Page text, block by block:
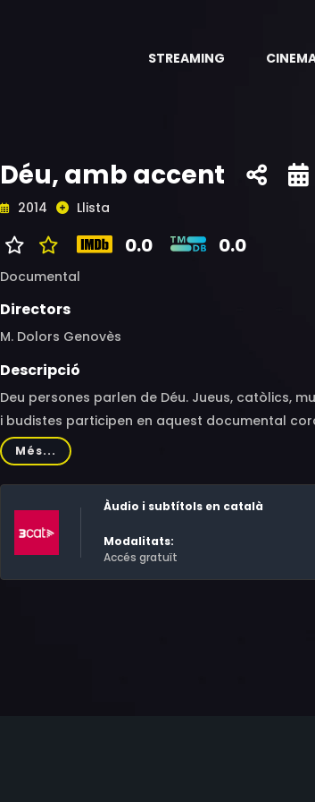
STREAMING
Déu, amb accent
2014 Llista
0.0 0.0
Documental
Directors
M. Dolors Genovès
Descripció
Deu persones parlen de Déu. Jueus, catòlics,
i budistes participen en aquest documental
Més...
Àudio i subtítols en català
Modalitats:
Accés gratuït